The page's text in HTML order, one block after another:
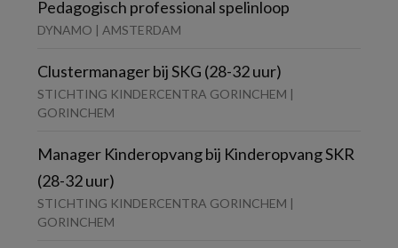
Pedagogisch professional spelinloop
DYNAMO | AMSTERDAM
Clustermanager bij SKG (28-32 uur)
STICHTING KINDERCENTRA GORINCHEM |
GORINCHEM
Manager Kinderopvang bij Kinderopvang SKR
(28-32 uur)
STICHTING KINDERCENTRA GORINCHEM |
GORINCHEM